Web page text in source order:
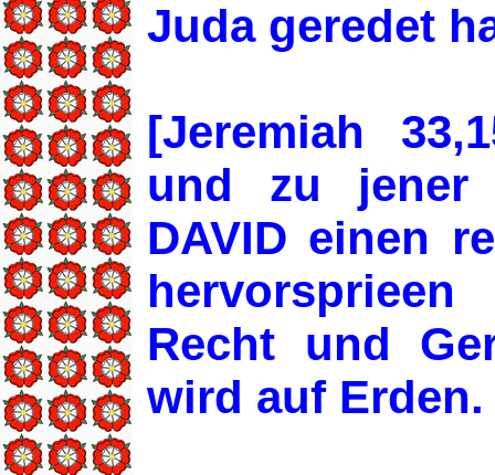
Juda geredet
[Jeremiah
und zu
DAVID einen
Recht und
wird auf Erden.